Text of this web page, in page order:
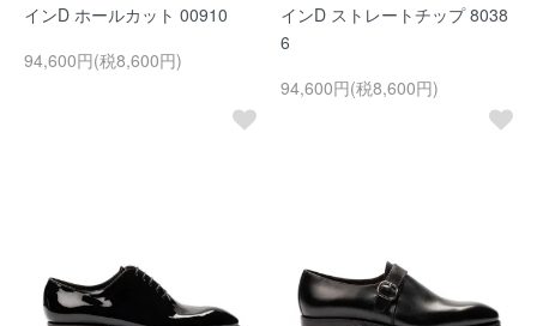
インD ホールカット 00910
94,600円(税8,600円)
インD ストレートチップ 8038
6
94,600円(税8,600円)